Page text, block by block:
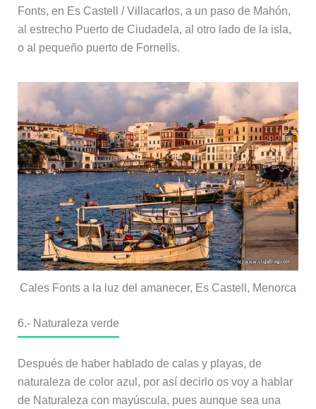
Fonts, en Es Castell / Villacarlos, a un paso de Mahón,
al estrecho Puerto de Ciudadela, al otro lado de la isla,
o al pequeño puerto de Fornells.
Cales Fonts a la luz del amanecer, Es Castell, Menorca
6.- Naturaleza verde
Después de haber hablado de calas y playas, de
naturaleza de color azul, por así decirlo os voy a hablar
de Naturaleza con mayúscula, pues aunque sea una